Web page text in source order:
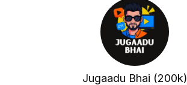
Jugaadu Bhai (200k)